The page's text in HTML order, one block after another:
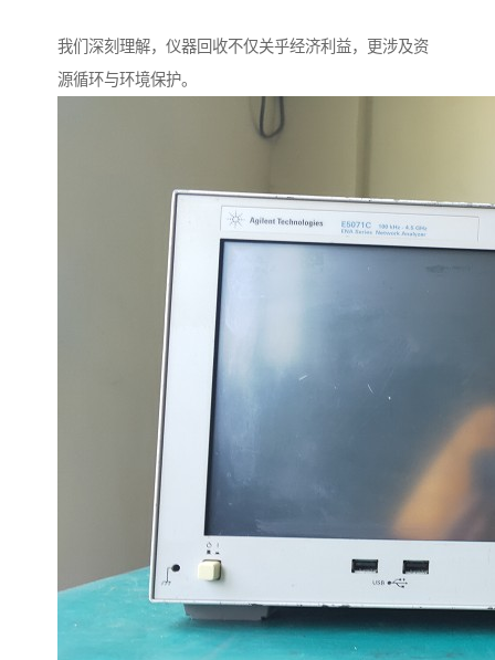
我们深刻理解，仪器回收不仅关乎经济利益，更涉及资
源循环与环境保护。